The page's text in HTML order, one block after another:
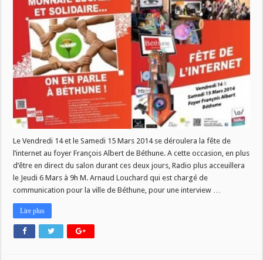
Le Vendredi 14 et le Samedi 15 Mars 2014 se déroulera la fête de
l’internet au foyer François Albert de Béthune. A cette occasion, en plus
d’être en direct du salon durant ces deux jours, Radio plus acceuillera
le Jeudi 6 Mars à 9h M. Arnaud Louchard qui est chargé de
communication pour la ville de Béthune, pour une interview …
Lire plus